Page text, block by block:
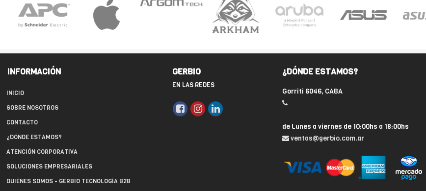
INFORMACIÓN
INICIO
SOBRE NOSOTROS
CONTACTO
¿DÓNDE ESTAMOS?
ATENCIÓN CORPORATIVA
SOLUCIONES EMPRESARIALES
QUIÉNES SOMOS - GERBIO TECNOLOGÍA B2B
GERBIO
EN LAS REDES
¿DÓNDE ESTAMOS?
Gorriti 6046, CABA
de Lunes a viernes de 10:00hs a 18:00hs
ventas@gerbio.com.ar